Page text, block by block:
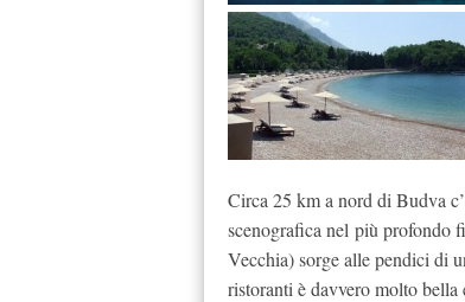
Circa 25 km a nord di Budva
scenografica nel più profondo
Vecchia) sorge alle pendici di
ristoranti è davvero molto